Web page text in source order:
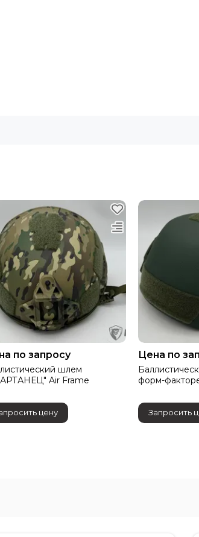
по запросу
шлем
Air Frame
цену
Цена по
форм-
Запросить